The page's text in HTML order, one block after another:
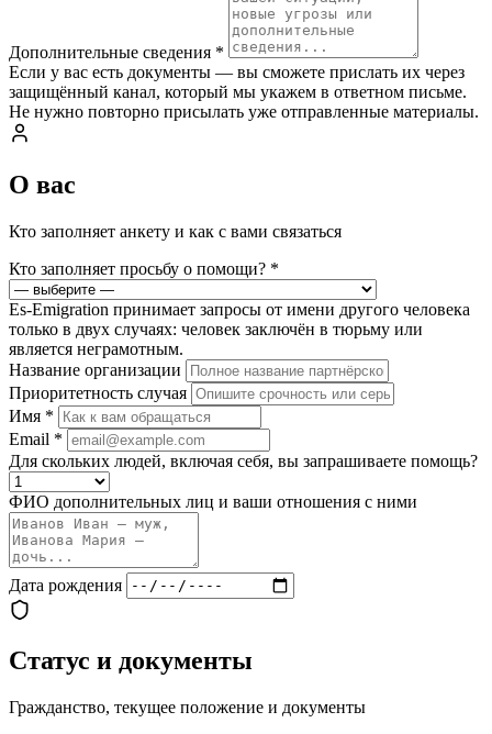
Дополнительные сведения *
Если у вас есть документы — вы сможете прислать их через
защищённый канал, который мы укажем в ответном письме.
Не нужно повторно присылать уже отправленные материалы.
О вас
Кто заполняет анкету и как с вами связаться
Кто заполняет просьбу о помощи? *
Es-Emigration принимает запросы от имени другого человека
только в двух случаях: человек заключён в тюрьму или
является неграмотным.
Название организации
Приоритетность случая
Имя *
Email *
Для скольких людей, включая себя, вы запрашиваете помощь?
ФИО дополнительных лиц и ваши отношения с ними
Дата рождения
Статус и документы
Гражданство, текущее положение и документы